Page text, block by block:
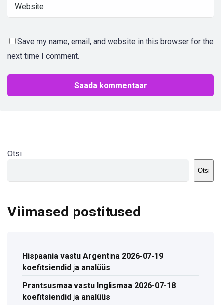
Save my name, email, and website in this browser for the
next time I comment.
Otsi
Otsi
Viimased postitused
Hispaania vastu Argentina 2026-07-19
koefitsiendid ja analüüs
Prantsusmaa vastu Inglismaa 2026-07-18
koefitsiendid ja analüüs